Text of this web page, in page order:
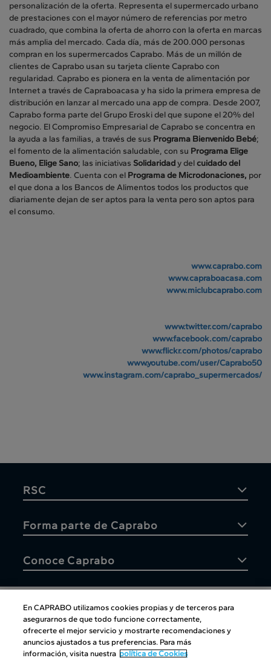
personalización de la oferta. Representa el supermercado urbano
de prestaciones con el mayor número de referencias por metro
cuadrado, que combina la oferta de ahorro con la oferta en marcas
más amplia del mercado. Cada día, más de 200.000 personas
compran en los supermercados Caprabo. Más de un millón de
clientes de Caprabo usan su tarjeta cliente Caprabo con
regularidad. Caprabo es pionera en la venta de alimentación por
Internet a través de Capraboacasa y ha sido la primera empresa de
distribución en lanzar al mercado una app de compra. Desde 2007,
Caprabo forma parte del Grupo Eroski del que supone el 20% del
negocio. El Compromiso Empresarial de Caprabo se concentra en
la ayuda a las familias, a través de sus Programa Bienvenido Bebé;
el fomento de la alimentación saludable, con su Programa Elige
Bueno, Elige Sano; las iniciativas Solidaridady delcuidado del
Medioambiente. Cuenta con el Programa de Microdonaciones, por
el que dona a los Bancos de Alimentos todos los productos que
diariamente dejan de ser aptos para la venta pero son aptos para
el consumo.
www.caprabo.com
www.capraboacasa.com
www.miclubcaprabo.com
www.twitter.com/caprabo
www.facebook.com/caprabo
www.flickr.com/photos/caprabo
www.youtube.com/user/Caprabo50
www.instagram.com/caprabo_supermercados/
RSC
Forma parte de Caprabo
Conoce Caprabo
Atención al cliente
En CAPRABO utilizamos cookies propias y de terceros para
asegurarnos de que todo funcione correctamente,
ofrecerte el mejor servicio y mostrarte recomendaciones y
anuncios ajustados a tus preferencias. Para más
información, visita nuestra política de Cookies